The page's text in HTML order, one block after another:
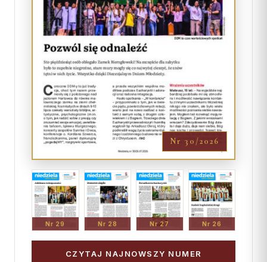
Nr 30/2026
Nr 29 Nr 28 Nr 27 Nr 26
CZYTAJ NAJNOWSZY NUMER